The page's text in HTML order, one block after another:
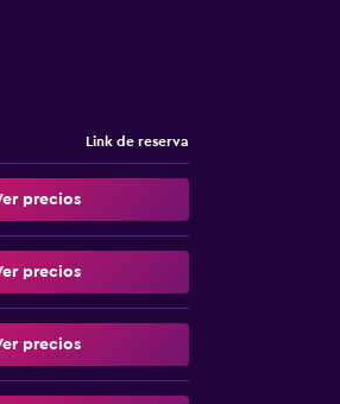
Link de reserva
precios
precios
precios